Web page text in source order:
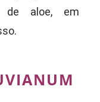
de aloe, em